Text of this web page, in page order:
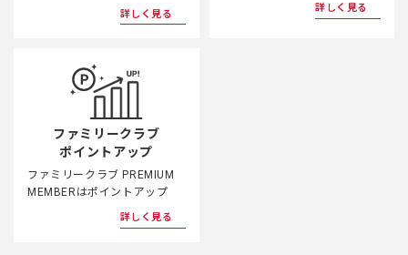
詳しく見る
詳しく見る
ファミリークラブ
ポイントアップ
ファミリークラブ PREMIUM
MEMBERはポイントアップ
詳しく見る